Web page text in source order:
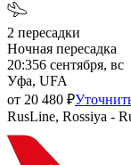
2 пересадки
Ночная пересадка
20:356 сентября, вс
Уфа, UFA
от 20 480 ₽
RusLine, Rossiya -